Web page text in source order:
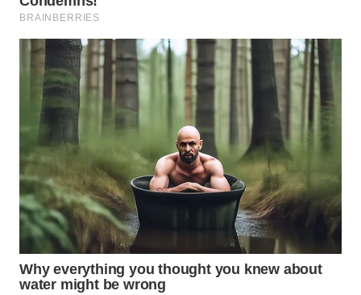
TANJUNG
LESUNG
WN
KARO
SIMALUNGUN
WN
LABUHANBATU
WN